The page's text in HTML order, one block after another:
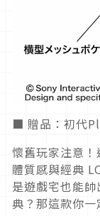
■ 贈品：初代
懷舊玩家注意
體質感與經典
是遊戲宅也能
典？那這款你一